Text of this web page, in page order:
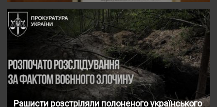
Рашисти розстріляли полоненого українського